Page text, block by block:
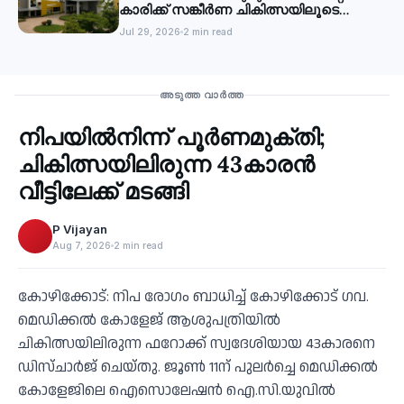
കാരിക്ക് സങ്കീർണ ചികിത്സയിലൂടെ
പുതുജീവൻ
Jul 29, 2026 2 min read
അടുത്ത വാർത്ത
‹
നിപയില്‍നിന്ന് പൂര്‍ണമുക്തി;
ചികിത്സയിലിരുന്ന 43കാരന്‍
വീട്ടിലേക്ക് മടങ്ങി
P Vijayan
Aug 7, 2026 2 min read
കോഴിക്കോട്: നിപ രോഗം ബാധിച്ച് കോഴിക്കോട് ഗവ.
മെഡിക്കല്‍ കോളേജ് ആശുപത്രിയില്‍
ചികിത്സയിലിരുന്ന ഫറോക്ക് സ്വദേശിയായ 43കാരനെ
ഡിസ്ചാര്‍ജ് ചെയ്തു. ജൂണ്‍ 11ന് പുലര്‍ച്ചെ മെഡിക്കല്‍
കോളേജിലെ ഐസൊലേഷന്‍ ഐ.സി.യുവില്‍